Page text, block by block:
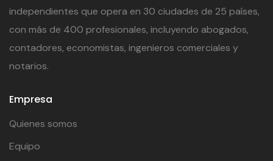
independientes que opera en 30 ciudades de 25 países,
con más de 400 profesionales, incluyendo abogados,
contadores, economistas, ingenieros comerciales y
notarios.
Empresa
Quienes somos
Equipo